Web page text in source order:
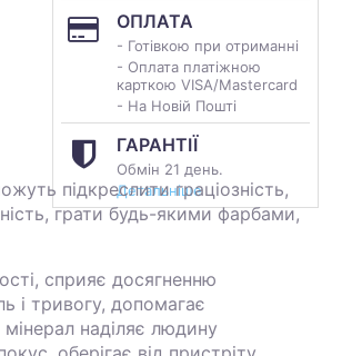
ОПЛАТА
- Готівкою при отриманні
- Оплата платіжною
карткою VISA/Mastercard
- На Новій Пошті
ГАРАНТІЇ
Обмін 21 день.
Детальніше
підкреслити граціозність,
грати будь-якими фарбами,
сприяє досягненню
і тривогу, допомагає
наділяє людину